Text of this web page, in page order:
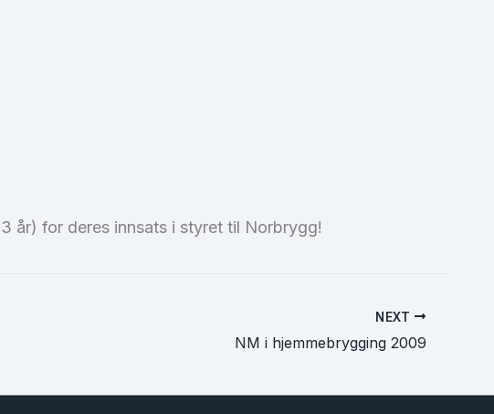
år) for deres innsats i styret til Norbrygg!
NEXT
NM i hjemmebrygging 2009